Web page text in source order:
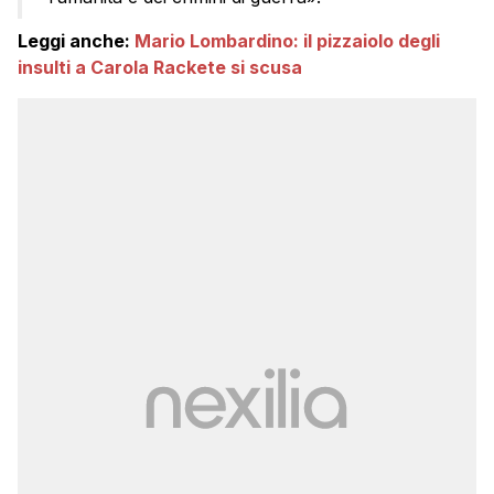
Leggi anche: Mario Lombardino: il pizzaiolo degli
insulti a Carola Rackete si scusa